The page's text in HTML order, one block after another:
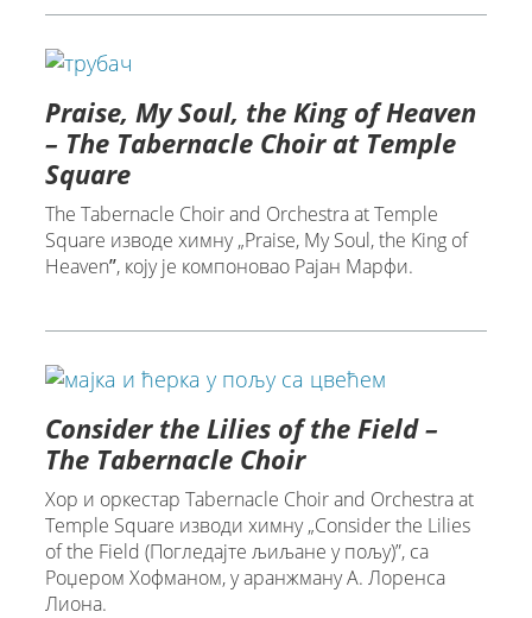
Praise, My Soul, the King of Heaven
– The Tabernacle Choir at Temple
Square
The Tabernacle Choir and Orchestra at Temple
Square изводе химну „Praise, My Soul, the King of
Heavenˮ, коју је компоновао Рајан Марфи.
Consider the Lilies of the Field –
The Tabernacle Choir
Хор и оркестар Tabernacle Choir and Orchestra at
Temple Square изводи химну „Consider the Lilies
of the Field (Погледајте љиљане у пољу)”, са
Роџером Хофманом, у аранжману А. Лоренса
Лиона.